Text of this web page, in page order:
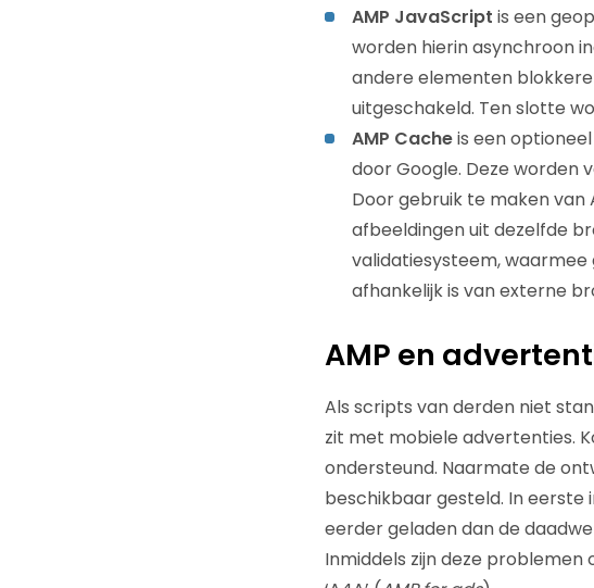
AMP JavaScript is een
worden hierin asynchroon
andere elementen
uitgeschakeld. Ten slotte
AMP Cacheis een
door Google. Deze worden
Door gebruik te maken
afbeeldingen uit dezelfde
validatiesysteem,
afhankelijk is van externe
AMP en
Als scripts van derden niet
zit met mobiele advertenties.
ondersteund. Naarmate de
beschikbaar gesteld. In eerste
eerder geladen dan de
Inmiddels zijn deze